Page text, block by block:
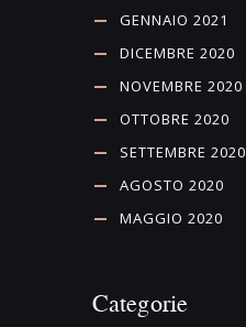
GENNAIO 2021
DICEMBRE 2020
NOVEMBRE 2020
OTTOBRE 2020
SETTEMBRE 2020
AGOSTO 2020
MAGGIO 2020
Categorie